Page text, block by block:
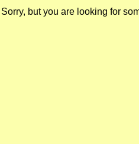
Sorry, but you are looking for